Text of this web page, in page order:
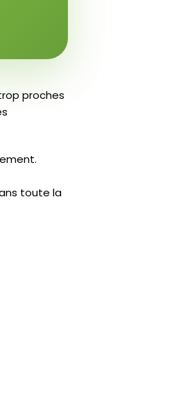
proches
toute la